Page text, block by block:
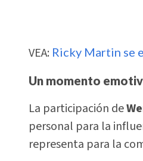
VEA: Ricky Martin se
Un momento
La participación de
personal para la
representa para la